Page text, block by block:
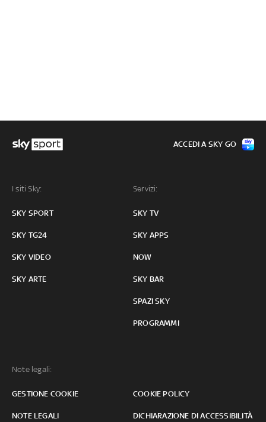
I siti Sky:
SKY SPORT
SKY TG24
SKY VIDEO
SKY ARTE
Servizi:
SKY TV
SKY APPS
NOW
SKY BAR
SPAZI SKY
PROGRAMMI
Note legali:
GESTIONE COOKIE COOKIE POLICY
NOTE LEGALI DICHIARAZIONE DI ACCESSIBILITÀ
ACCEDI A SKY GO